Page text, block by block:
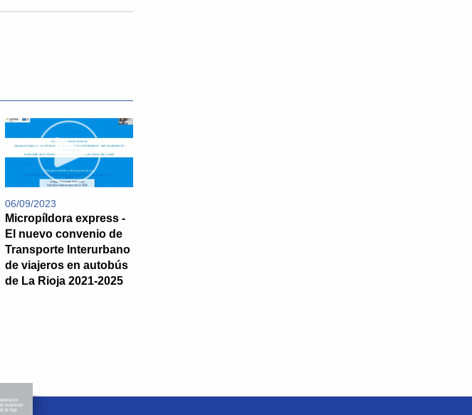
06/09/2023
Micropíldora express -
El nuevo convenio de
Transporte Interurbano
de viajeros en autobús
de La Rioja 2021-2025